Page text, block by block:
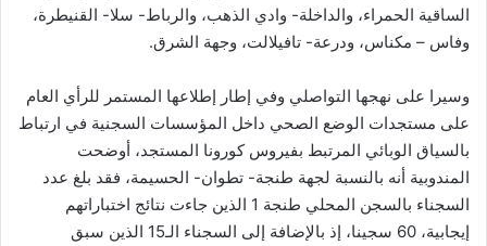
الساقية الحمراء، والداخلة- وادي الذهب، والرباط- سلا- القنيطرة،
وفاس – مكناس، ودرعة- تافيلالت، وجهة الشرق.
وسيرا على نهجها التواصلي وفي إطار إطلاعها المستمر للرأي العام
على مستجدات الوضع الصحي داخل المؤسسات السجنية في ارتباط
بالسياق الوبائي المرتبط بفيروس كورونا المستجد، أوضحت
المندوبية أنه بالنسبة لجهة طنجة- تطوان- الحسيمة، فقد بلغ عدد
السجناء بالسجن المحلي طنجة 1 الذين جاءت نتائج اختباراتهم
إيجابية، 60 سجينا، إذ بالإضافة إلى السجناء الـ15 الذين سبق